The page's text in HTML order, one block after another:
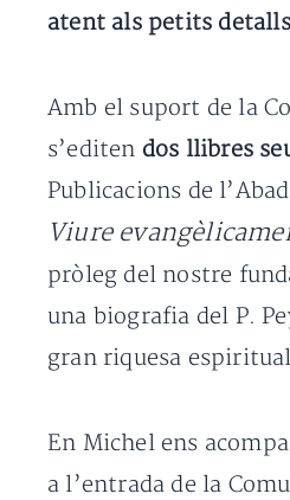
atent als petits detalls
Amb el suport de la
s’editen dos llibres
Publicacions de
Viure
pròleg del nostre
una biografia del P.
gran riquesa
En Michel ens
a l’entrada de la